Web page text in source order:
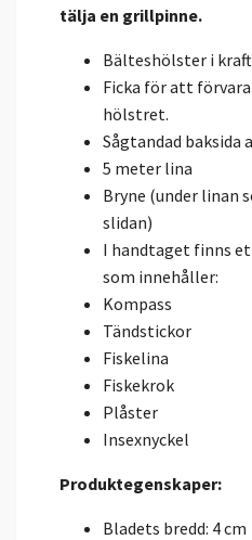
tälja en grillpinne.
Bälteshölster i
Ficka för att
hölstret.
Sågtandad baksida
5 meter lina
Bryne (under linan
slidan)
I handtaget finns
som innehåller:
Kompass
Tändstickor
Fiskelina
Fiskekrok
Plåster
Insexnyckel
Produktegenskaper:
Bladets bredd: 4 cm